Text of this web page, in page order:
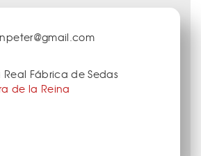
Fábrica de Sedas
de la Reina